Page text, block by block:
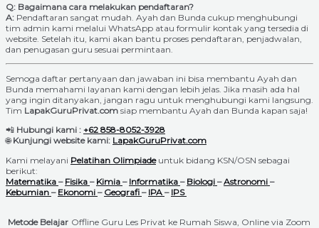
Q: Bagaimana cara melakukan pendaftaran?
A: Pendaftaran sangat mudah. Ayah dan Bunda cukup menghubungi
tim admin kami melalui WhatsApp atau formulir kontak yang tersedia di
website. Setelah itu, kami akan bantu proses pendaftaran, penjadwalan,
dan penugasan guru sesuai permintaan.
Semoga daftar pertanyaan dan jawaban ini bisa membantu Ayah dan
Bunda memahami layanan kami dengan lebih jelas. Jika masih ada hal
yang ingin ditanyakan, jangan ragu untuk menghubungi kami langsung.
Tim LapakGuruPrivat.com siap membantu Ayah dan Bunda kapan saja!
📲 Hubungi kami : +62 858-8052-3928
🌐Kunjungi website kami: LapakGuruPrivat.com
Kami melayani Pelatihan Olimpiadeuntuk bidang KSN/OSN sebagai
berikut:
Matematika – Fisika – Kimia – Informatika – Biologi –Astronomi –
Kebumian – Ekonomi – Geografi – IPA – IPS
Metode Belajar Offline Guru Les Privat ke Rumah Siswa, Online via Zoom